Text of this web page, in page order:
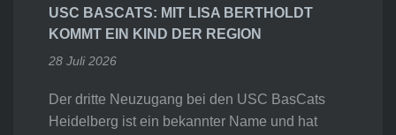
USC BASCATS: MIT LISA BERTHOLDT
KOMMT EIN KIND DER REGION
28 Juli 2026
Der dritte Neuzugang bei den USC BasCats
Heidelberg ist ein bekannter Name und hat